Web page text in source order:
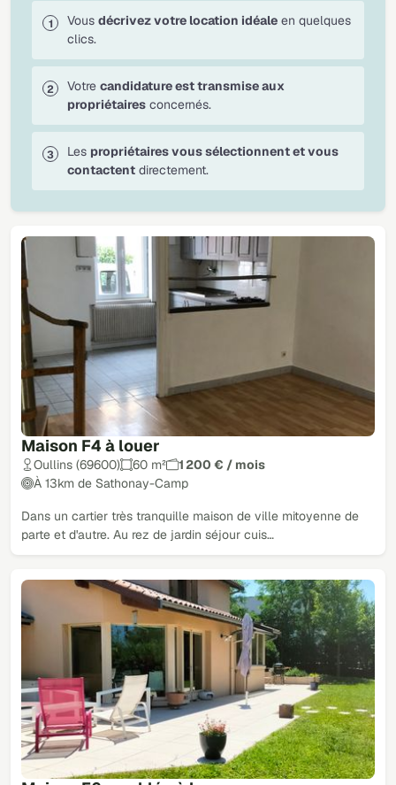
Maison F4 à louer
Oullins (69600) 60 m²
1 200 € / mois
À 13km de Sathonay-Camp
Dans un cartier très tranquille maison de ville mitoyenne de
parte et d'autre. Au rez de jardin séjour cuis…
Vous décrivez votre location idéale en quelques
clics.
Votre candidature est transmise aux
propriétaires concernés.
Les propriétaires vous sélectionnent et vous
contactent directement.